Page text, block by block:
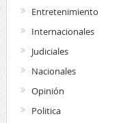
Entretenimiento
Internacionales
Judiciales
Nacionales
Opinión
Politica